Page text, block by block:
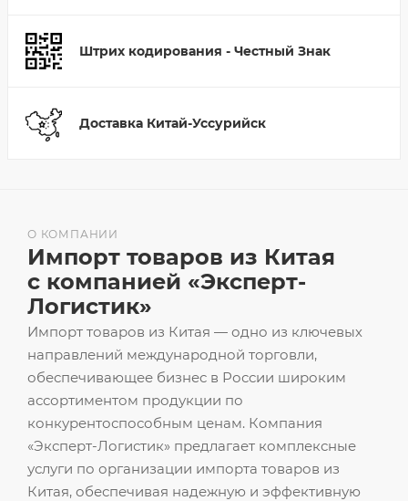
Штрих кодирования - Честный Знак
Доставка Китай-Уссурийск
Импорт товаров из Китая — одно из ключевых
направлений международной торговли,
обеспечивающее бизнес в России широким
ассортиментом продукции по
конкурентоспособным ценам. Компания
«Эксперт-Логистик» предлагает комплексные
услуги по организации импорта товаров из
Китая, обеспечивая надежную и эффективную
О КОМПАНИИ
Импорт товаров из Китая
с компанией «Эксперт-
Логистик»